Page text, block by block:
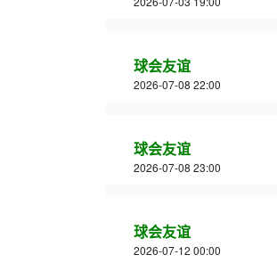
球会友谊
2026-07-08 22:00
球会友谊
2026-07-08 23:00
球会友谊
2026-07-12 00:00